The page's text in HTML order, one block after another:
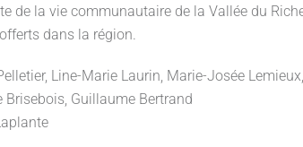
de la vie communautaire de la Vallée du
dans la région.
Line-Marie Laurin, Marie-Josée
Brisebois, Guillaume Bertrand